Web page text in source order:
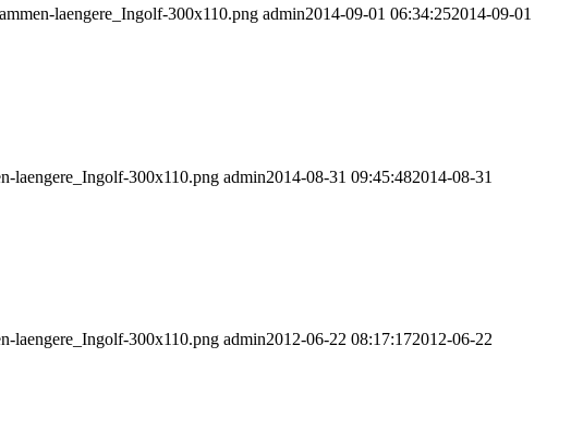
laengere_Ingolf-300x110.png admin2014-09-01 06:34:252014-09-01
laengere_Ingolf-300x110.png admin2014-08-31 09:45:482014-08-31
laengere_Ingolf-300x110.png admin2012-06-22 08:17:172012-06-22